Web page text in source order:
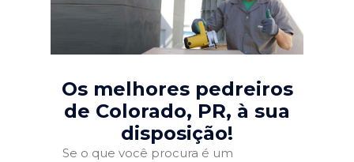
Os melhores pedreiros
de Colorado, PR, à sua
disposição!
Se o que você procura é um